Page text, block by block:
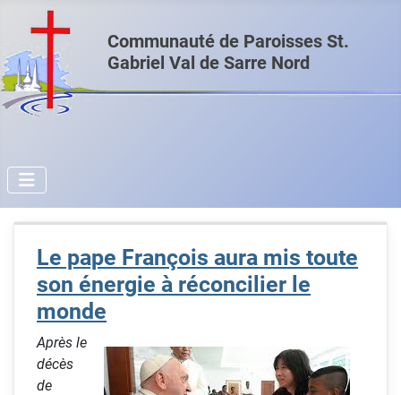
Communauté de Paroisses St.
Gabriel Val de Sarre Nord
Le pape François aura mis toute
son énergie à réconcilier le
monde
Après le
décès
de